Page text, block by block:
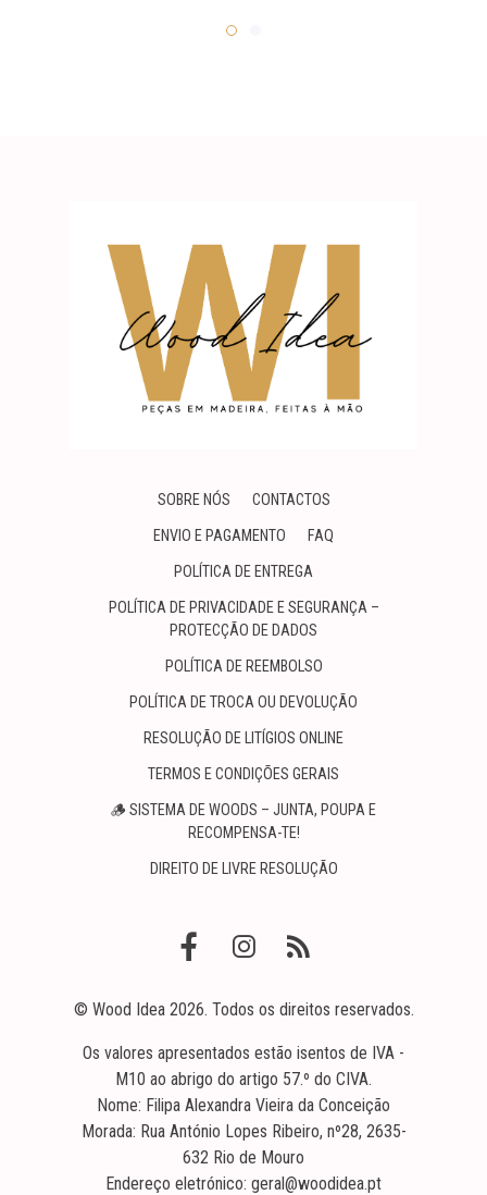
SOBRE NÓS CONTACTOS
ENVIO E PAGAMENTO FAQ
POLÍTICA DE ENTREGA
POLÍTICA DE PRIVACIDADE E SEGURANÇA –
PROTECÇÃO DE DADOS
POLÍTICA DE REEMBOLSO
POLÍTICA DE TROCA OU DEVOLUÇÃO
RESOLUÇÃO DE LITÍGIOS ONLINE
TERMOS E CONDIÇÕES GERAIS
🪵 SISTEMA DE WOODS – JUNTA, POUPA E
RECOMPENSA-TE!
DIREITO DE LIVRE RESOLUÇÃO
© Wood Idea 2026. Todos os direitos reservados.
Os valores apresentados estão isentos de IVA -
M10 ao abrigo do artigo 57.º do CIVA.
Nome: Filipa Alexandra Vieira da Conceição
Morada: Rua António Lopes Ribeiro, nº28, 2635-
632 Rio de Mouro
Endereço eletrónico: geral@woodidea.pt